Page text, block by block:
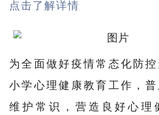
点击了解详情
为全面做好疫情常态化防
小学心理健康教育工作，
维护常识，营造良好心理